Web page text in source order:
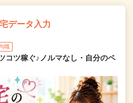
データ入力
職
コツ稼ぐ♪ノルマなし・自分のペ